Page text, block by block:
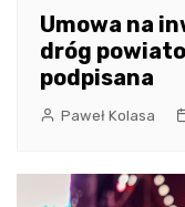
Umowa na
dróg
podpisana
Paweł Kolasa